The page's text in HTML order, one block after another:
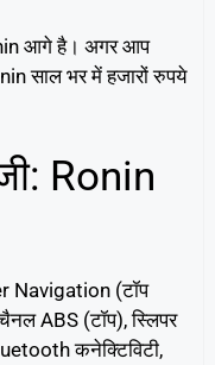
आगे है। अगर आप
साल भर में हजारों रुपये
Ronin
Navigation (टॉप
ABS (टॉप), स्लिपर
कनेक्टिविटी,